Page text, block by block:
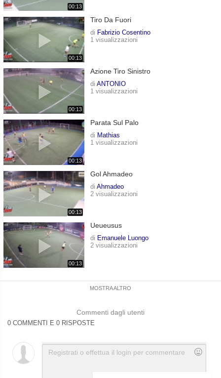
00:13
00:13
Tiro Da Fuori
di Fabrizio Cosentino
1 visualizzazioni
00:13
Azione Tiro Sinistro
di ANTONIO
1 visualizzazioni
00:13
Parata Sul Palo
di Mathias
1 visualizzazioni
00:13
Gol Ahmadeo
di Ahmadeo
2 visualizzazioni
00:13
Ueueusus
di Emanuele Luongo
2 visualizzazioni
MOSTRA ALTRO
Commenti dagli utenti
0 COMMENTI E 0 RISPOSTE